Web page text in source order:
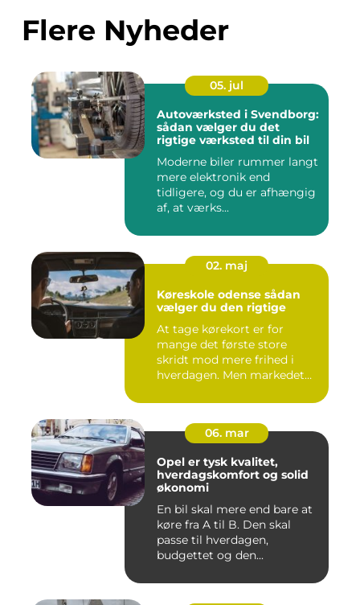
Flere Nyheder
05. jul
Autoværksted i Svendborg:
sådan vælger du det
rigtige værksted til din bil
Moderne biler rummer langt
mere elektronik end
tidligere, og du er afhængig
af, at værks...
02. maj
Køreskole odense sådan
vælger du den rigtige
At tage kørekort er for
mange det første store
skridt mod mere frihed i
hverdagen. Men markedet
06. mar
Opel er tysk kvalitet,
hverdagskomfort og solid
økonomi
En bil skal mere end bare at
køre fra A til B. Den skal
passe til hverdagen,
budgettet og den...